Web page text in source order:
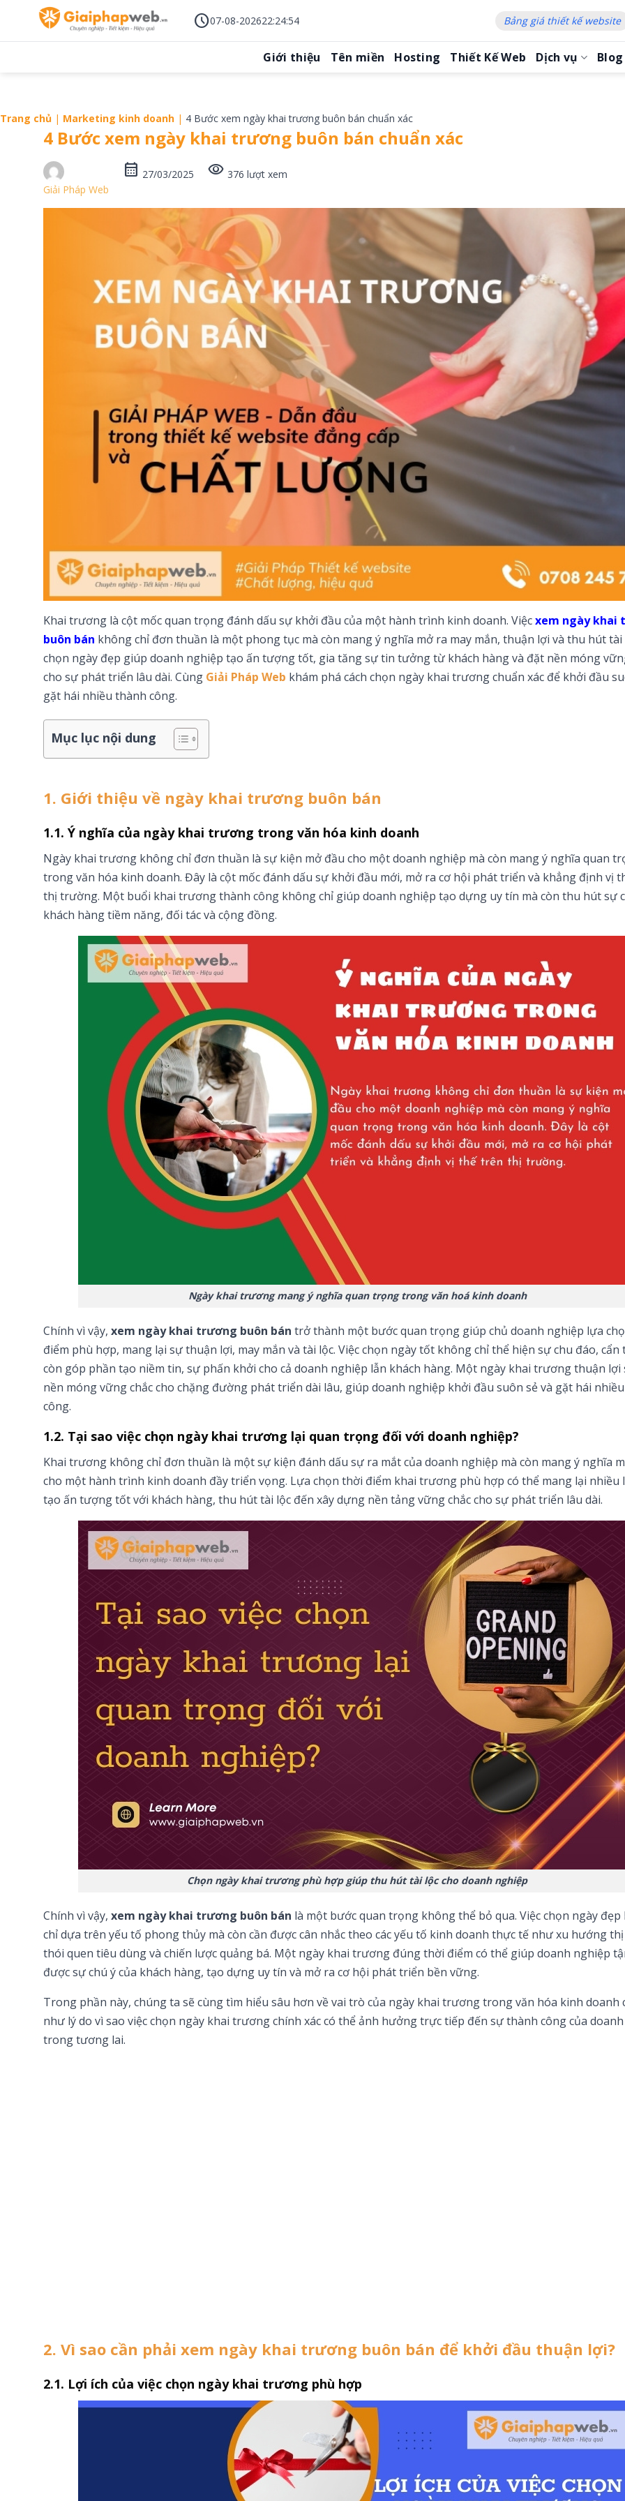
schedule07-08-202622:24:55 Bảng giá thiết kế website
Giới thiệu Tên miền Hosting Thiết Kế Web Dịch vụ Blog
Trang chủ | Marketing kinh doanh | 4 Bước xem ngày khai trương buôn bán chuẩn xác
4 Bước xem ngày khai trương buôn bán chuẩn xác
Giải Pháp Web
calendar_month 27/03/2025 visibility 376 lượt xem
Khai trương là cột mốc quan trọng đánh dấu sự khởi đầu của một hành trình kinh doanh. Việcxem ngày khai
buôn bán không chỉ đơn thuần là một phong tục mà còn mang ý nghĩa mở ra may mắn, thuận lợi và thu hút tài
chọn ngày đẹp giúp doanh nghiệp tạo ấn tượng tốt, gia tăng sự tin tưởng từ khách hàng và đặt nền móng
cho sự phát triển lâu dài. Cùng Giải Pháp Web khám phá cách chọn ngày khai trương chuẩn xác để khởi đầu
gặt hái nhiều thành công.
Mục lục nội dung
1. Giới thiệu về ngày khai trương buôn bán
1.1. Ý nghĩa của ngày khai trương trong văn hóa kinh doanh
Ngày khai trương không chỉ đơn thuần là sự kiện mở đầu cho một doanh nghiệp mà còn mang ý nghĩa quan
trong văn hóa kinh doanh. Đây là cột mốc đánh dấu sự khởi đầu mới, mở ra cơ hội phát triển và khẳng định vị
thị trường. Một buổi khai trương thành công không chỉ giúp doanh nghiệp tạo dựng uy tín mà còn thu hút sự
khách hàng tiềm năng, đối tác và cộng đồng.
Ngày khai trương mang ý nghĩa quan trọng trong văn hoá kinh doanh
Chính vì vậy, xem ngày khai trương buôn bán trở thành một bước quan trọng giúp chủ doanh nghiệp lựa
điểm phù hợp, mang lại sự thuận lợi, may mắn và tài lộc. Việc chọn ngày tốt không chỉ thể hiện sự chu đáo, cẩn
còn góp phần tạo niềm tin, sự phấn khởi cho cả doanh nghiệp lẫn khách hàng. Một ngày khai trương thuận lợi
nền móng vững chắc cho chặng đường phát triển dài lâu, giúp doanh nghiệp khởi đầu suôn sẻ và gặt hái
công.
1.2. Tại sao việc chọn ngày khai trương lại quan trọng đối với doanh nghiệp?
Khai trương không chỉ đơn thuần là một sự kiện đánh dấu sự ra mắt của doanh nghiệp mà còn mang ý nghĩa
cho một hành trình kinh doanh đầy triển vọng. Lựa chọn thời điểm khai trương phù hợp có thể mang lại nhiều
tạo ấn tượng tốt với khách hàng, thu hút tài lộc đến xây dựng nền tảng vững chắc cho sự phát triển lâu dài.
Chọn ngày khai trương phù hợp giúp thu hút tài lộc cho doanh nghiệp
Chính vì vậy, xem ngày khai trương buôn bán là một bước quan trọng không thể bỏ qua. Việc chọn ngày
chỉ dựa trên yếu tố phong thủy mà còn cần được cân nhắc theo các yếu tố kinh doanh thực tế như xu hướng
thói quen tiêu dùng và chiến lược quảng bá. Một ngày khai trương đúng thời điểm có thể giúp doanh nghiệp
được sự chú ý của khách hàng, tạo dựng uy tín và mở ra cơ hội phát triển bền vững.
Trong phần này, chúng ta sẽ cùng tìm hiểu sâu hơn về vai trò của ngày khai trương trong văn hóa kinh doanh
như lý do vì sao việc chọn ngày khai trương chính xác có thể ảnh hưởng trực tiếp đến sự thành công của
trong tương lai.
2. Vì sao cần phải xem ngày khai trương buôn bán để khởi đầu thuận lợi?
2.1. Lợi ích của việc chọn ngày khai trương phù hợp